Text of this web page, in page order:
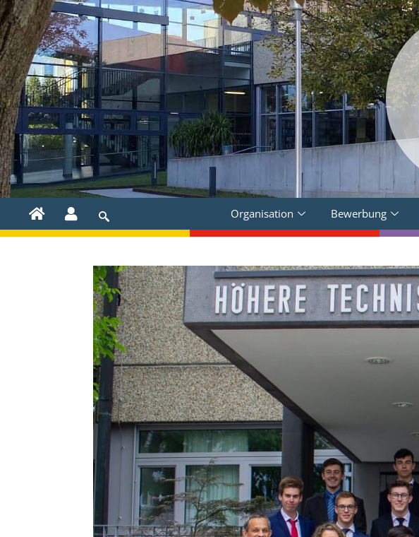
Organisation Bewerbung